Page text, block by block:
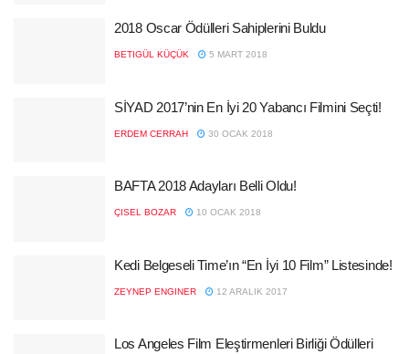
2018 Oscar Ödülleri Sahiplerini Buldu
BETIGÜL KÜÇÜK 5 MART 2018
SİYAD 2017’nin En İyi 20 Yabancı Filmini Seçti!
ERDEM CERRAH 30 OCAK 2018
BAFTA 2018 Adayları Belli Oldu!
ÇISEL BOZAR 10 OCAK 2018
Kedi Belgeseli Time’ın “En İyi 10 Film” Listesinde!
ZEYNEP ENGINER 12 ARALIK 2017
Los Angeles Film Eleştirmenleri Birliği Ödülleri